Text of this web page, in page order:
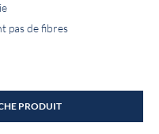
pas de fibres
PRODUIT